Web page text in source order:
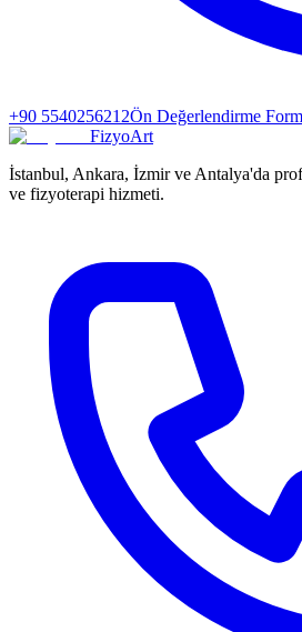
+90 5540256212Ön Değerlendirme
FizyoArt
İstanbul, Ankara, İzmir ve Antalya'da
ve fizyoterapi hizmeti.